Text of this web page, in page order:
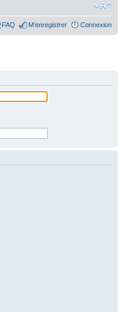
FAQ M’enregistrer Connexion